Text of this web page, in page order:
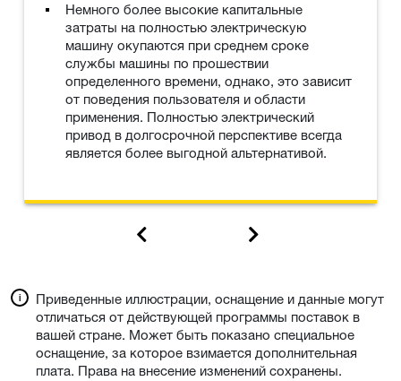
Немного более высокие капитальные
затраты на полностью электрическую
машину окупаются при среднем сроке
службы машины по прошествии
определенного времени, однако, это зависит
от поведения пользователя и области
применения. Полностью электрический
привод в долгосрочной перспективе всегда
является более выгодной альтернативой.
Приведенные иллюстрации, оснащение и данные могут
отличаться от действующей программы поставок в
вашей стране. Может быть показано специальное
оснащение, за которое взимается дополнительная
плата. Права на внесение изменений сохранены.